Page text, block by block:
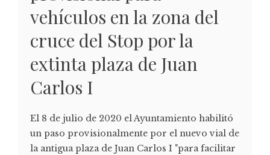
vehículos en la zona del
cruce del Stop por la
extinta plaza de Juan
Carlos I
El 8 de julio de 2020 el Ayuntamiento habilitó
un paso provisionalmente por el nuevo vial de
la antigua plaza de Juan Carlos I "para facilitar